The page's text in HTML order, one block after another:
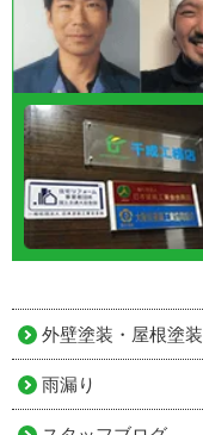
外壁塗装・屋根塗装
雨漏り